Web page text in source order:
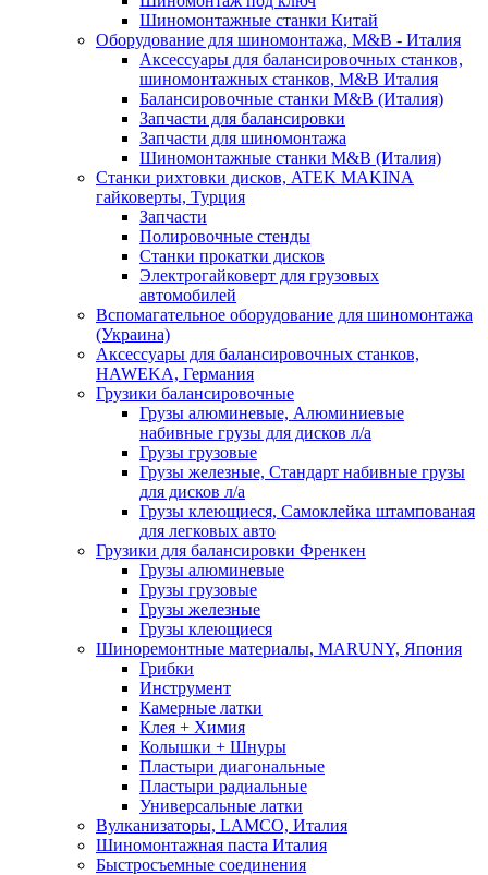
Шиномонтажные станки Китай
Оборудование для шиномонтажа, M&B - Италия
Аксессуары для балансировочных станков,
шиномонтажных станков, M&B Италия
Балансировочные станки M&B (Италия)
Запчасти для балансировки
Запчасти для шиномонтажа
Шиномонтажные станки M&B (Италия)
Станки рихтовки дисков, ATEK MAKINA
гайковерты, Турция
Запчасти
Полировочные стенды
Станки прокатки дисков
Электрогайковерт для грузовых
автомобилей
Вспомагательное оборудование для шиномонтажа
(Украина)
Аксессуары для балансировочных станков,
HAWEKA, Германия
Грузики балансировочные
Грузы алюминевые, Алюминиевые
набивные грузы для дисков л/а
Грузы грузовые
Грузы железные, Cтандарт набивные грузы
для дисков л/а
Грузы клеющиеся, Самоклейка штампованая
для легковых авто
Грузики для балансировки Френкен
Грузы алюминевые
Грузы грузовые
Грузы железные
Грузы клеющиеся
Шиноремонтные материалы, MARUNY, Япония
Грибки
Инструмент
Камерные латки
Клея + Химия
Колышки + Шнуры
Пластыри диагональные
Пластыри радиальные
Универсальные латки
Вулканизаторы, LAMCO, Италия
Шиномонтажная паста Италия
Быстросъемные соединения